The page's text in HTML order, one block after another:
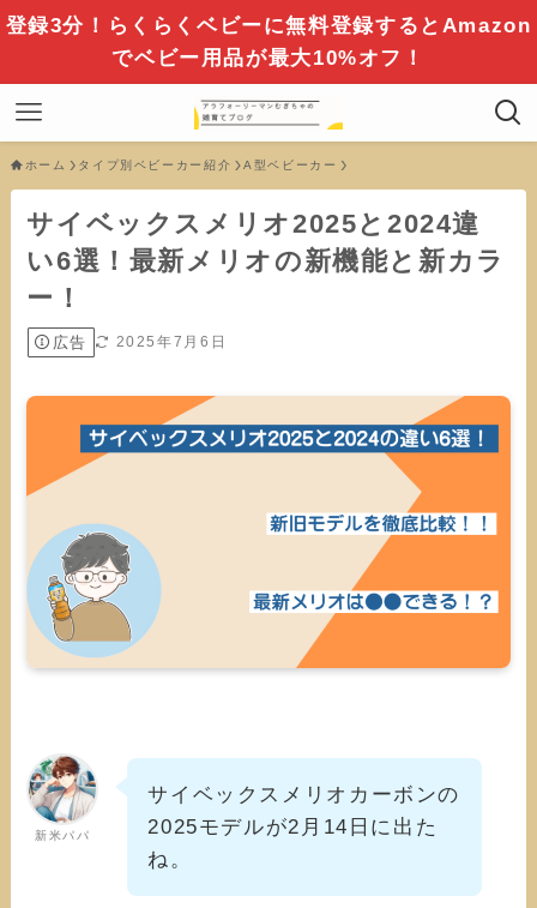
登録3分！らくらくベビーに無料登録するとAmazon
でベビー用品が最大10%オフ！
ホーム タイプ別ベビーカー紹介 A型ベビーカー
サイベックスメリオ2025と2024違
い6選！最新メリオの新機能と新カラ
ー！
広告 2025年7月6日
新米パパ
サイベックスメリオカーボンの
2025モデルが2月14日に出た
ね。